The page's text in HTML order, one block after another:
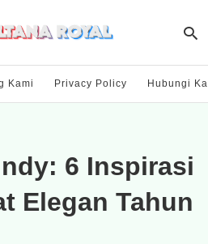
Kami Privacy Policy Hubungi
6 Inspirasi
Elegan Tahun